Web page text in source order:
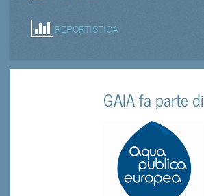
REPORTISTICA
GAIA fa parte di